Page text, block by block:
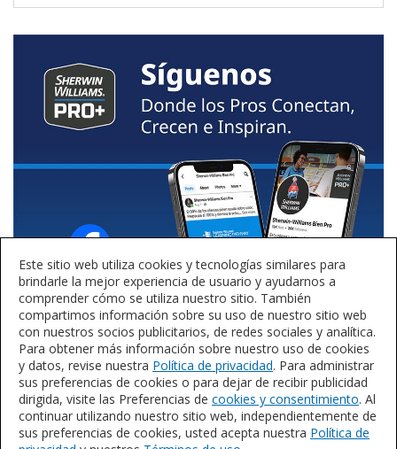
Este sitio web utiliza cookies y tecnologías similares para
brindarle la mejor experiencia de usuario y ayudarnos a
comprender cómo se utiliza nuestro sitio. También
compartimos información sobre su uso de nuestro sitio web
con nuestros socios publicitarios, de redes sociales y analítica.
Para obtener más información sobre nuestro uso de cookies
y datos, revise nuestra Política de privacidad. Para administrar
sus preferencias de cookies o para dejar de recibir publicidad
dirigida, visite las Preferencias de cookies y consentimiento. Al
continuar utilizando nuestro sitio web, independientemente de
sus preferencias de cookies, usted acepta nuestra Política de